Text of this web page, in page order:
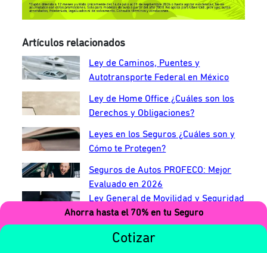
Ahorra hasta el 70% en tu Seguro
Cotizar
Artículos relacionados
Ley de Caminos, Puentes y
Autotransporte Federal en México
Ley de Home Office ¿Cuáles son los
Derechos y Obligaciones?
Leyes en los Seguros ¿Cuáles son y
Cómo te Protegen?
Seguros de Autos PROFECO: Mejor
Evaluado en 2026
Ley General de Movilidad y Seguridad
Vial en México: Qué Es